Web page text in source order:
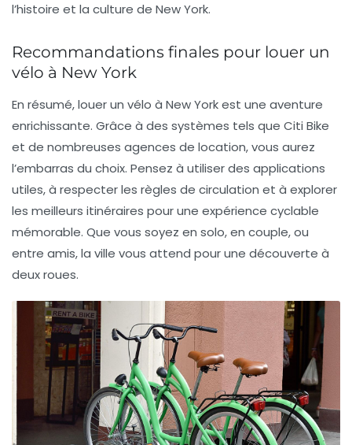
l’histoire et la culture de New York.
Recommandations finales pour louer un
vélo à New York
En résumé, louer un vélo à New York est une aventure
enrichissante. Grâce à des systèmes tels que Citi Bike
et de nombreuses agences de location, vous aurez
l’embarras du choix. Pensez à utiliser des applications
utiles, à respecter les règles de circulation et à explorer
les meilleurs itinéraires pour une expérience cyclable
mémorable. Que vous soyez en solo, en couple, ou
entre amis, la ville vous attend pour une découverte à
deux roues.